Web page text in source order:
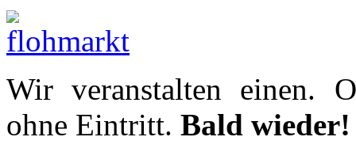
Wir veranstalten einen.
ohne Eintritt. Bald wieder!